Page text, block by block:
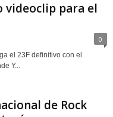
videoclip para el
0
el 23F definitivo con el
Y...
de Rock